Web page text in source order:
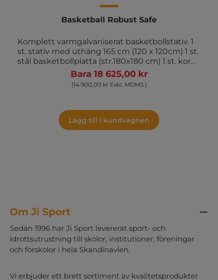
Basketball Robust Safe
Komplett varmgalvaniserat basketbollstativ. 1
st. stativ med uthäng 165 cm (120 x 120cm) 1 st.
stål basketbollplatta (str.180x180 cm) 1 st. korg
1 st. stål basketboll nät 1 st. busning och 1 st.
skyddskudde till basketstativ. Extra
frakttilegg påberegnes
Bara 18 625,00 kr
(14 900,00 kr Exkl. MOMS )
Lägg till i kundvagnen
Om Ji Sport
Sedan 1996 har Ji Sport levererat sport- och
idrottsutrustning till skolor, institutioner, föreningar
och förskolor i hela Skandinavien.
Vi erbjuder ett brett sortiment av kvalitetsprodukter